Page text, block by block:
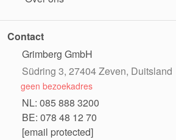
Contact
Grimberg GmbH
Südring 3, 27404 Zeven, Duitsland
geen bezoekadres
NL: 085 888 3200
BE: 078 48 12 70
[email protected]